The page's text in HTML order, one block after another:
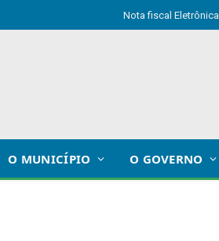
Nota fiscal Eletrônica
O MUNICÍPIO O GOVERNO